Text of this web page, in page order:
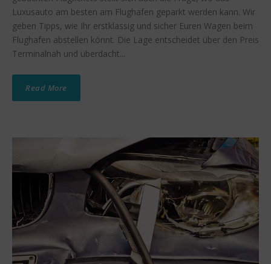
Luxusauto am besten am Flughafen geparkt werden kann. Wir
geben Tipps, wie Ihr erstklassig und sicher Euren Wagen beim
Flughafen abstellen könnt. Die Lage entscheidet über den Preis
Terminalnah und überdacht...
Read More